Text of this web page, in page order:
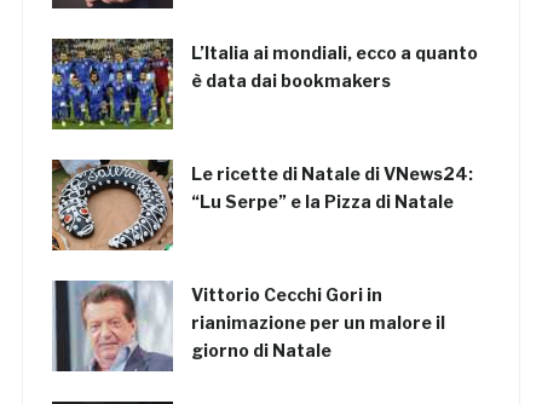
L’Italia ai mondiali, ecco a quanto
è data dai bookmakers
Le ricette di Natale di VNews24:
“Lu Serpe” e la Pizza di Natale
Vittorio Cecchi Gori in
rianimazione per un malore il
giorno di Natale